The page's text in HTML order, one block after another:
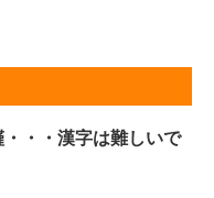
・・漢字は難しいで